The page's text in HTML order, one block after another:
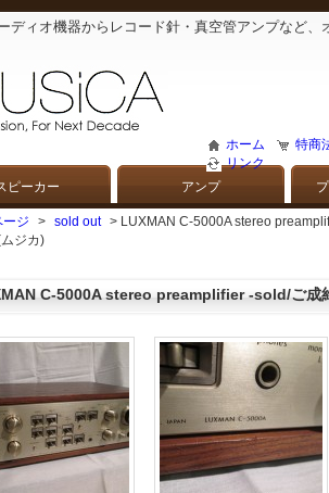
ディオ機器からレコード針・真空管アンプなど
ホーム
特商
リンク
ピーカー アンプ
ージ > sold out
> LUXMAN C-5000A stereo
ジカ)
C-5000A stereo preamplifier -sold/ご成